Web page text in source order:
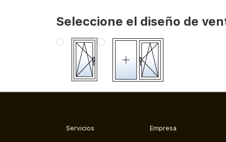
Seleccione el diseño de
Servicios Empresa